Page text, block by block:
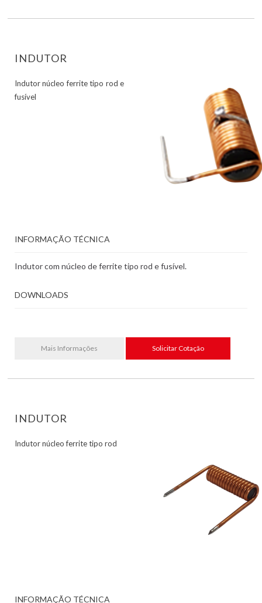
INDUTOR
Indutor núcleo ferrite tipo rod e
fusível
INFORMAÇÃO TÉCNICA
Indutor com núcleo de ferrite tipo rod e fusível.
DOWNLOADS
Mais Informações Solicitar Cotação
INDUTOR
Indutor núcleo ferrite tipo rod
INFORMAÇÃO TÉCNICA